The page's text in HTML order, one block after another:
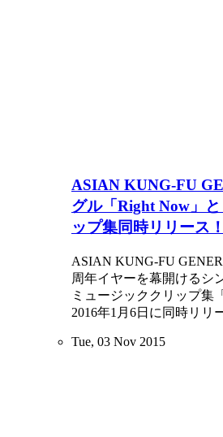
ASIAN KUNG-FU
グル「Right Now」
ップ集同時リリース
ASIAN KUNG-FU
周年イヤーを幕開けるシ
ミュージッククリップ集
2016年1月6日に同時リリ
Tue, 03 Nov 2015